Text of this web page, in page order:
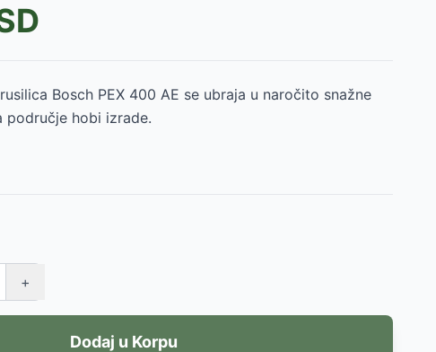
Bosch PEX 400 AE se ubraja u naročito snažne
područje hobi izrade.
+
Dodaj u Korpu